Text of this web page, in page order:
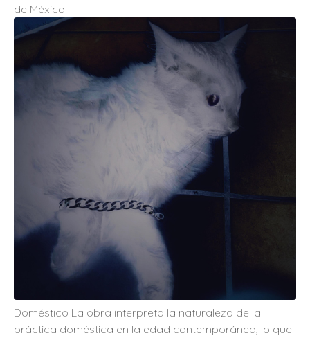
de México.
Doméstico La obra interpreta la naturaleza de la
práctica doméstica en la edad contemporánea, lo que